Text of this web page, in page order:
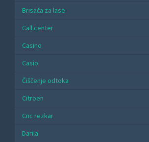
Brisača za lase
Call center
Casino
Casio
Čiščenje odtoka
Citroen
Cnc rezkar
Darila